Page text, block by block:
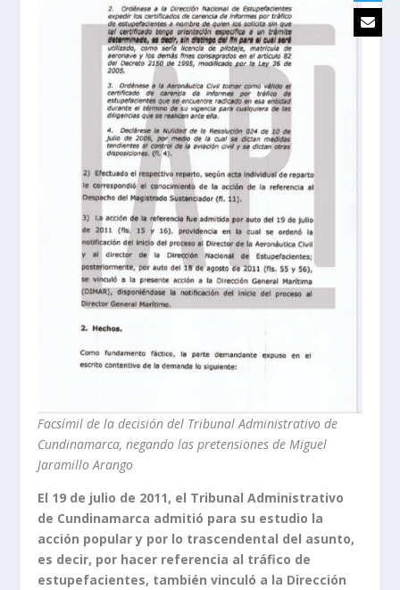
Facsímil de la decisión del Tribunal Administrativo de
Cundinamarca, negando las pretensiones de Miguel
Jaramillo Arango
El 19 de julio de 2011, el Tribunal Administrativo
de Cundinamarca admitió para su estudio la
acción popular y por lo trascendental del asunto,
es decir, por hacer referencia al tráfico de
estupefacientes, también vinculó a la Dirección